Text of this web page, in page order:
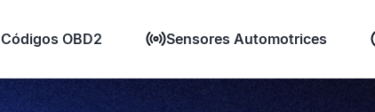
Códigos OBD2 Sensores Automotrices